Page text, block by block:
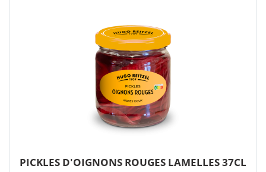
PICKLES D'OIGNONS ROUGES LAMELLES 37CL